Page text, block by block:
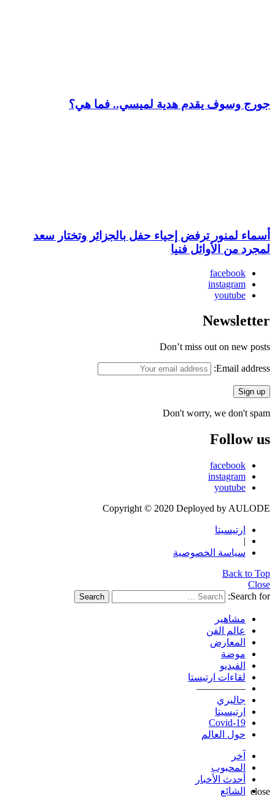
جورج وسوف يقدم هدية لميسي.. فما هي؟
أسماء لمنور ترفض إحياء حفل بالجزائر وتختار سعد
لمجرد من الأوائل فنيا
facebook
instagram
youtube
Newsletter
Don’t miss out on new posts
Email address:
Don't worry, we don't spam
Follow us
facebook
instagram
youtube
Copyright © 2020 Deployed by AULODE
ارتيسيتا
|
سياسة الخصوصية
Back to Top
Close
Search for:
Search
مشاهير
عالم الفن
المعارض
موضة
الفيديو
لقاءات ارتيستا
—————
جاليري
ارتيسيتا
Covid-19
حول العالم
آخر
المحبوب
أحدث الأخبار
الشائع
close